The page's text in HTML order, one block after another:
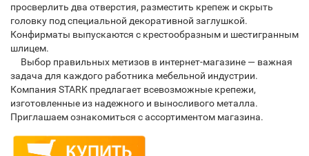
просверлить два отверстия, разместить крепеж и скрыть
головку под специальной декоративной заглушкой.
Конфирматы выпускаются с крестообразным и шестигранным
шлицем.
Выбор правильных метизов в интернет-магазине — важная
задача для каждого работника мебельной индустрии.
Компания STARK предлагает всевозможные крепежи,
изготовленные из надежного и выносливого металла.
Приглашаем ознакомиться с ассортиментом магазина.